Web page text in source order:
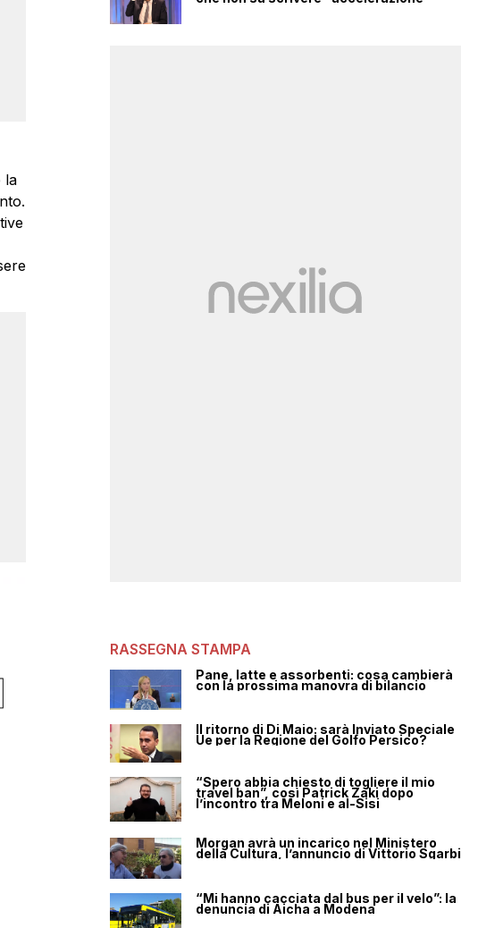
la
RASSEGNA STAMPA
Pane, latte e assorbenti: cosa cambierà
con la prossima manovra di bilancio
Il ritorno di Di Maio: sarà Inviato Speciale
Ue per la Regione del Golfo Persico?
“Spero abbia chiesto di togliere il mio
travel ban”, così Patrick Zaki dopo
l’incontro tra Meloni e al-Sisi
Morgan avrà un incarico nel Ministero
della Cultura, l’annuncio di Vittorio Sgarbi
“Mi hanno cacciata dal bus per il velo”: la
denuncia di Aicha a Modena